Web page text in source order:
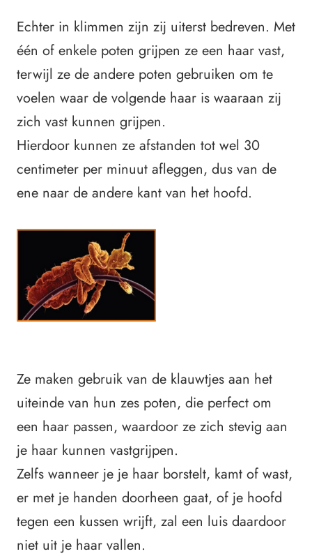
Echter in klimmen zijn zij uiterst bedreven. Met
één of enkele poten grijpen ze een haar vast,
terwijl ze de andere poten gebruiken om te
voelen waar de volgende haar is waaraan zij
zich vast kunnen grijpen.
Hierdoor kunnen ze afstanden tot wel 30
centimeter per minuut afleggen, dus van de
ene naar de andere kant van het hoofd.
Ze maken gebruik van de klauwtjes aan het
uiteinde van hun zes poten, die perfect om
een haar passen, waardoor ze zich stevig aan
je haar kunnen vastgrijpen.
Zelfs wanneer je je haar borstelt, kamt of wast,
er met je handen doorheen gaat, of je hoofd
tegen een kussen wrijft, zal een luis daardoor
niet uit je haar vallen.